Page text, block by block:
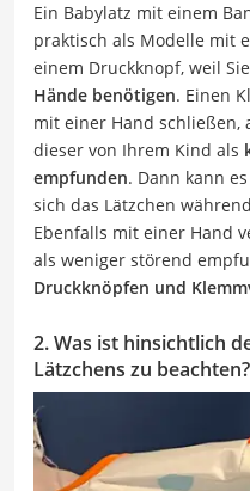
Ein Babylatz mit einem
praktisch als Modelle mit
einem Druckknopf, weil Sie
Hände benötigen. Einen
mit einer Hand schließen,
dieser von Ihrem Kind als
empfunden. Dann kann
sich das Lätzchen
Ebenfalls mit einer Hand
als weniger störend
Druckknöpfen und
2. Was ist hinsichtlich
Lätzchens zu beachten?